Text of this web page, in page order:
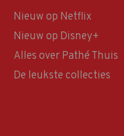
Nieuw op Netflix
Nieuw op Disney+
Alles over Pathé Thuis
De leukste collecties